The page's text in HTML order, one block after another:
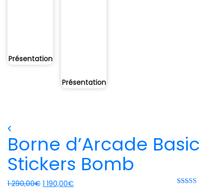
Présentation
Présentation
Borne d’Arcade Basic
Stickers Bomb
1 290,00€ Le
1 190,00€